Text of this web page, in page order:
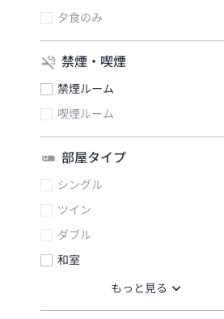
夕食のみ
禁煙・喫煙
禁煙ルーム
喫煙ルーム
部屋タイプ
シングル
ツイン
ダブル
和室